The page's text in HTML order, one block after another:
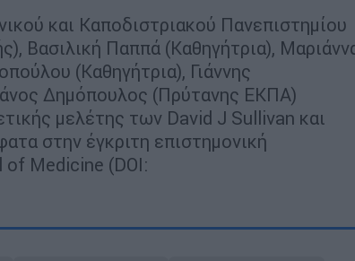
και Καποδιστριακού Πανεπιστημίου
Βασιλική Παππά (Καθηγήτρια),
(Καθηγήτρια), Γιάννης
Δημόπουλος (Πρύτανης ΕΚΠΑ)
μελέτης των David J Sullivan και
στην έγκριτη επιστημονική
of Medicine (DOI: